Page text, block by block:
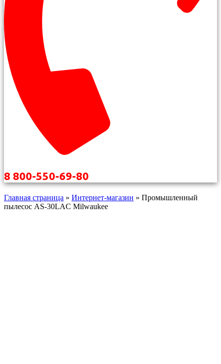
8 800-550-69-80
Главная страница » Интернет-магазин » Промышленный
пылесос AS-30LAC Milwaukee